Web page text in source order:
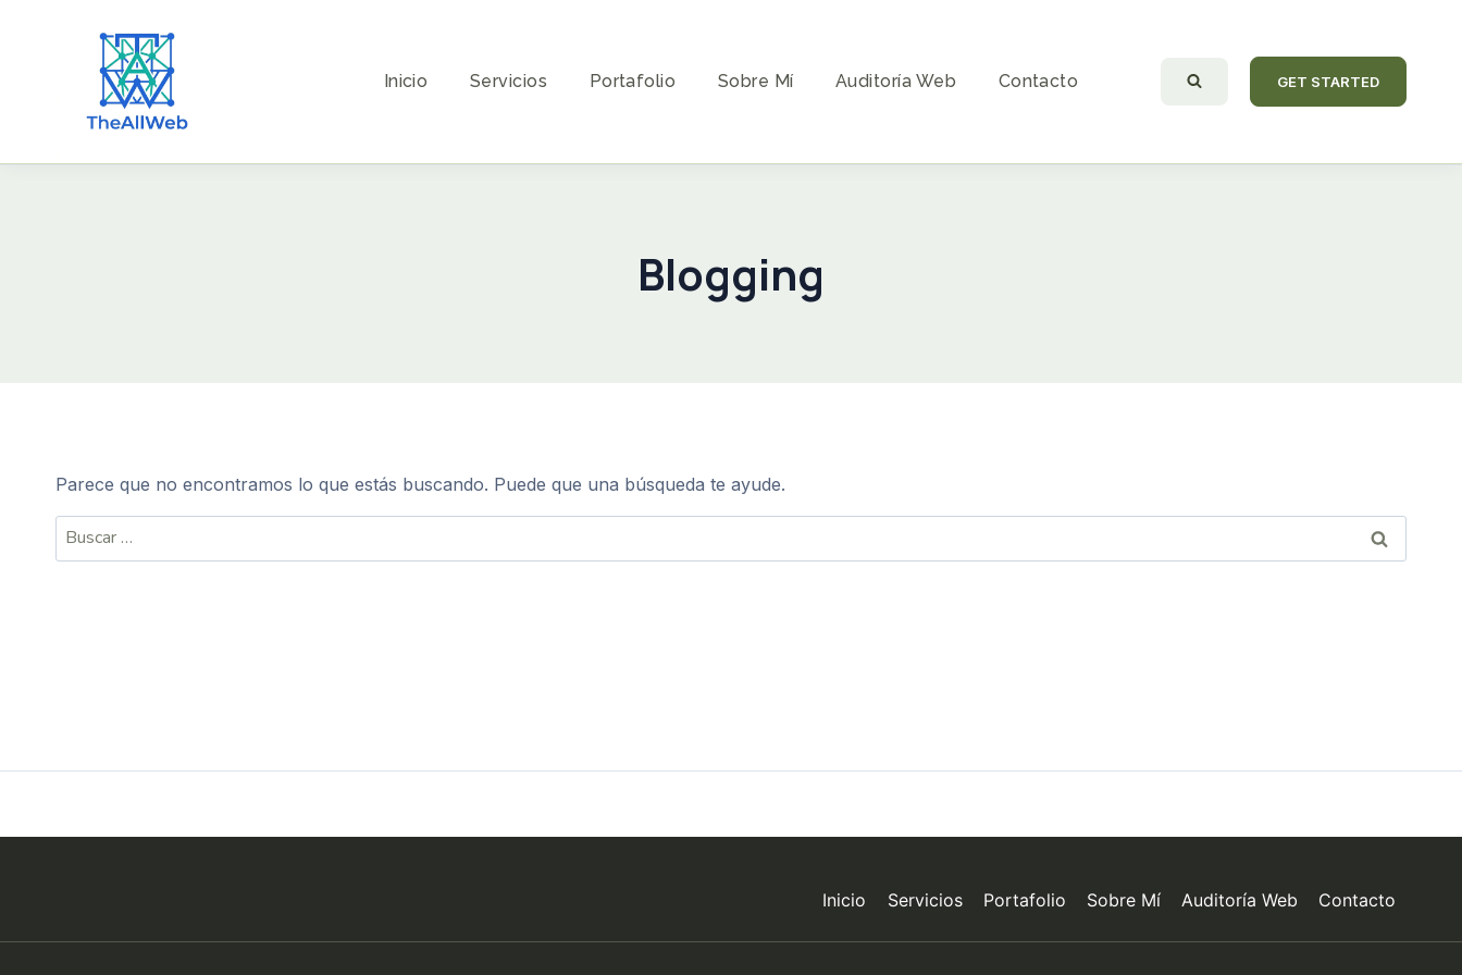
Inicio Servicios Portafolio Sobre Mí Auditoría Web Contacto GET STARTED
Blogging
Parece que no encontramos lo que estás buscando. Puede que una búsqueda te ayude.
Buscar:
Inicio Servicios Portafolio Sobre Mí Auditoría Web Contacto